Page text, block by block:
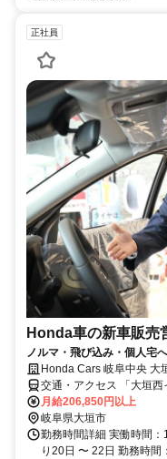
正社員
Honda車の新車販売
ノルマ・飛び込み・個人宅
Honda Cars 岐阜中央 大
交通・アクセス 「大垣
場完備）
月給206,850円以上
岐阜県大垣市
勤務時間詳細 実働時間
り20日 〜 22日 勤務時